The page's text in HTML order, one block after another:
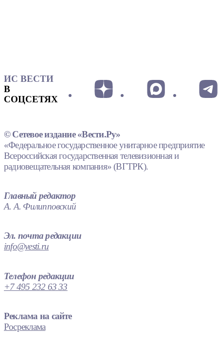
ИС ВЕСТИ
В
СОЦСЕТЯХ
© Сетевое издание «Вести.Ру»
«Федеральное государственное унитарное предприятие
Всероссийская государственная телевизионная и
радиовещательная компания» (ВГТРК).
Главный редактор
А. А. Филипповский
Эл. почта редакции
info@vesti.ru
Телефон редакции
+7 495 232 63 33
Реклама на сайте
Росреклама